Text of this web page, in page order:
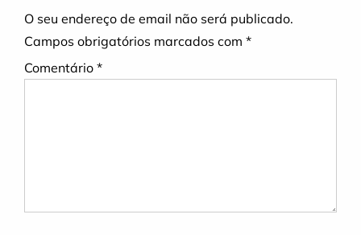
O seu endereço de email não será publicado.
Campos obrigatórios marcados com *
Comentário *